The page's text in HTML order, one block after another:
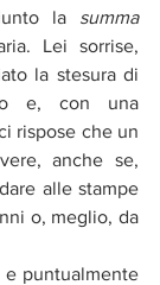
la summa
Lei sorrise,
la stesura di
e, con una
rispose che un
anche se,
alle stampe
o, meglio, da
e puntualmente